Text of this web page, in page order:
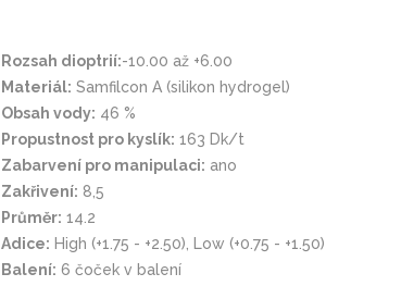
Rozsah dioptrií:-10.00 až +6.00
Materiál: Samfilcon A (silikon hydrogel)
Obsah vody: 46 %
Propustnost pro kyslík: 163 Dk/t
Zabarvení pro manipulaci: ano
Zakřivení: 8,5
Průměr: 14.2
Adice: High (+1.75 - +2.50), Low (+0.75 - +1.50)
Balení: 6 čoček v balení